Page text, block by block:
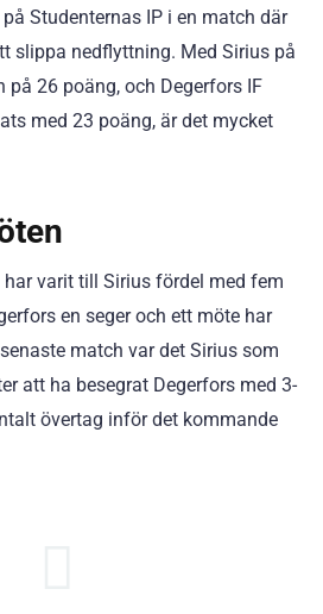
Studenternas IP i en match där
slippa nedflyttning. Med Sirius på
på 26 poäng, och Degerfors IF
med 23 poäng, är det mycket
har varit till Sirius fördel med fem
en seger och ett möte har
match var det Sirius som
att ha besegrat Degerfors med 3-
övertag inför det kommande